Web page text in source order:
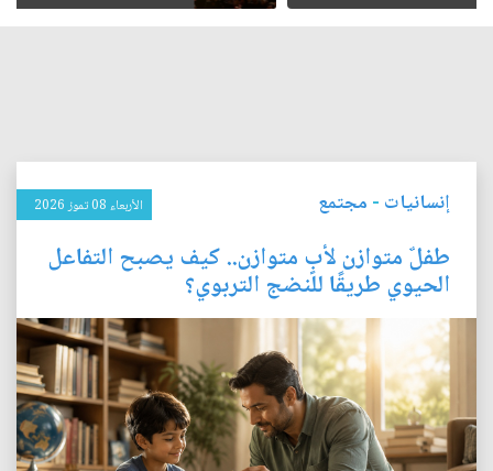
إنسانيات - مجتمع الأربعاء 08 تموز 2026
طفلٌ متوازن لأبٍ متوازن.. كيف يصبح التفاعل
الحيوي طريقًا للنضج التربوي؟